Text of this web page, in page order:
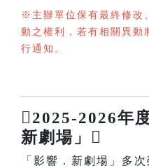
※主辦單位保有最終修改
動之權利，若有相關異動
行通知。
2025-2026年
新劇場」
「影響．新劇場」多